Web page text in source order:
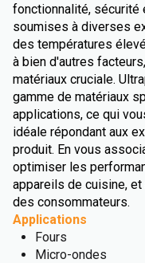
fonctionnalité, sécurité
soumises à diverses
des températures
à bien d'autres
matériaux cruciale.
gamme de matériaux
applications, ce qui
idéale répondant aux
produit. En vous
optimiser les
appareils de cuisine,
des consommateurs.
Applications
Fours
Micro-ondes